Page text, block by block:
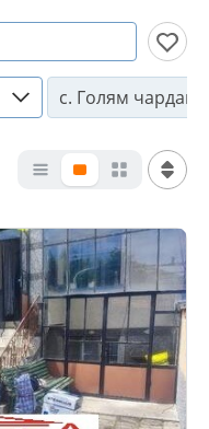
с. Голям чардак